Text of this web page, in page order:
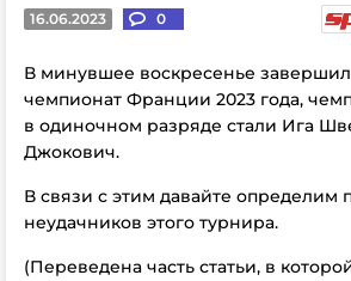
16.06.2023 0
В минувшее воскресенье
чемпионат Франции 2023 года,
в одиночном разряде стали Ига
Джокович.
В связи с этим давайте определим
неудачников этого турнира.
(Переведена часть статьи, в